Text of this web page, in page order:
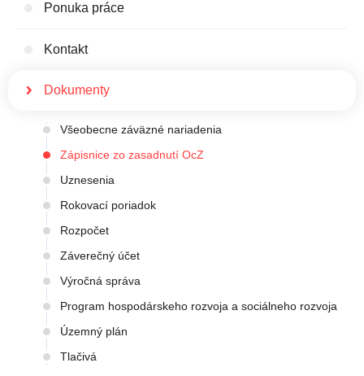
Ponuka práce
Kontakt
Dokumenty
Všeobecne záväzné nariadenia
Zápisnice zo zasadnutí OcZ
Uznesenia
Rokovací poriadok
Rozpočet
Záverečný účet
Výročná správa
Program hospodárskeho rozvoja a sociálneho rozvoja
Územný plán
Tlačivá